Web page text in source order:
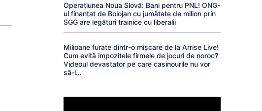
Operațiunea Noua Slovă: Bani pentru PNL! ONG-
ul finanțat de Bolojan cu jumătate de milion prin
SGG are legături trainice cu liberalii
Milioane furate dintr-o mișcare de la Arrise Live!
Cum evită impozitele firmele de jocuri de noroc?
Videoul devastator pe care casinourile nu vor
să-l...